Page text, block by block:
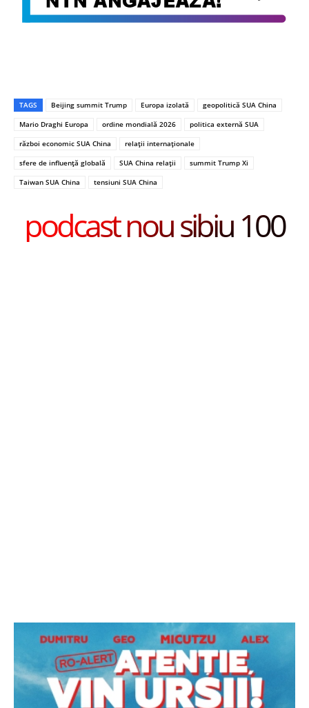
TAGS Beijing summit Trump Europa izolată
geopolitică SUA China
Mario Draghi Europa
ordine mondială 2026
politica externă SUA
război economic SUA China
relații internaționale
sfere de influență globală
SUA China relații
summit Trump Xi
Taiwan SUA China
tensiuni SUA China
podcast nou sibiu 100